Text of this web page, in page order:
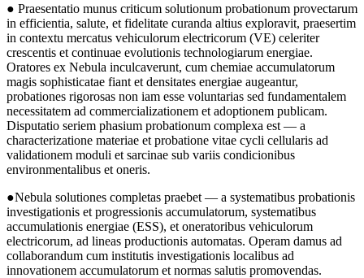
● Praesentatio munus criticum solutionum probationum provectarum
in efficientia, salute, et fidelitate curanda altius exploravit, praesertim
in contextu mercatus vehiculorum electricorum (VE) celeriter
crescentis et continuae evolutionis technologiarum energiae.
Oratores ex Nebula inculcaverunt, cum chemiae accumulatorum
magis sophisticatae fiant et densitates energiae augeantur,
probationes rigorosas non iam esse voluntarias sed fundamentalem
necessitatem ad commercializationem et adoptionem publicam.
Disputatio seriem phasium probationum complexa est — a
characterizatione materiae et probatione vitae cycli cellularis ad
validationem moduli et sarcinae sub variis condicionibus
environmentalibus et oneris.
●Nebula solutiones completas praebet — a systematibus probationis
investigationis et progressionis accumulatorum, systematibus
accumulationis energiae (ESS), et oneratoribus vehiculorum
electricorum, ad lineas productionis automatas. Operam damus ad
collaborandum cum institutis investigationis localibus ad
innovationem accumulatorum et normas salutis promovendas.